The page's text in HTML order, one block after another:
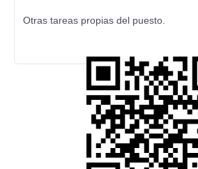
Otras tareas propias del puesto.